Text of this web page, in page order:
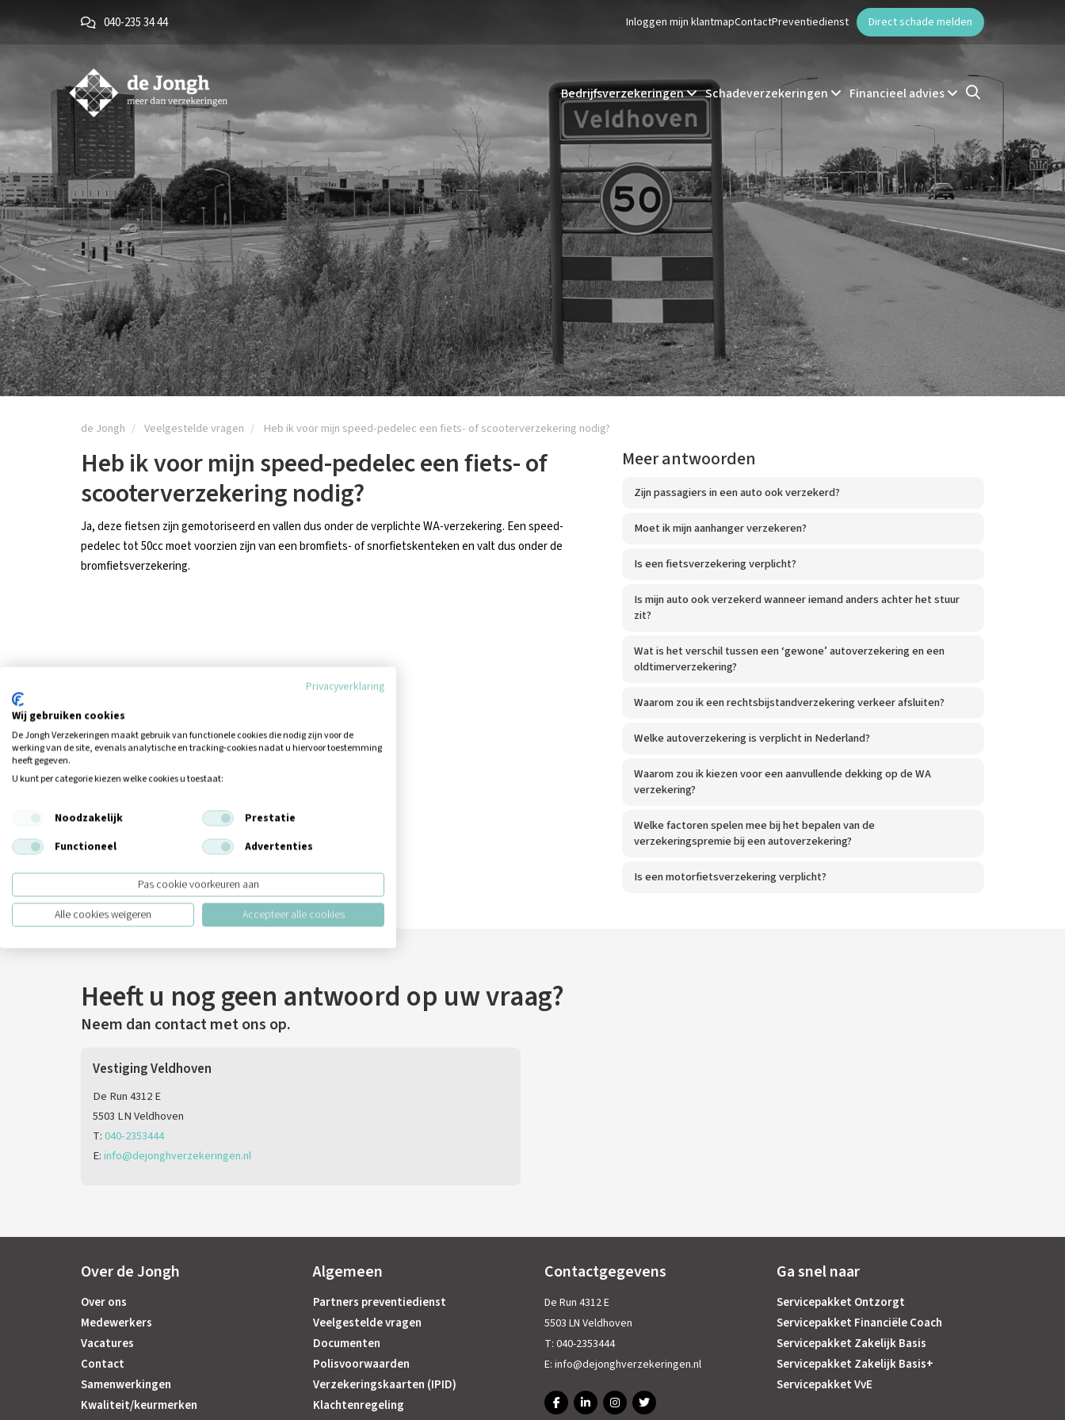
040-235 34 44 Inloggen mijn klantmapContactPreventiedienst Direct schade melden
Bedrijfsverzekeringen Schadeverzekeringen Financieel advies
de Jongh Veelgestelde vragen Heb ik voor mijn speed-pedelec een fiets- of scooterverzekering nodig?
Heb ik voor mijn speed-pedelec een fiets- of
scooterverzekering nodig?
Ja, deze fietsen zijn gemotoriseerd en vallen dus onder de verplichte WA-verzekering. Een speed-
pedelec tot 50cc moet voorzien zijn van een bromfiets- of snorfietskenteken en valt dus onder de
bromfietsverzekering.
Meer antwoorden
Zijn passagiers in een auto ook verzekerd?
Moet ik mijn aanhanger verzekeren?
Is een fietsverzekering verplicht?
Is mijn auto ook verzekerd wanneer iemand anders achter het stuur
zit?
Wat is het verschil tussen een ‘gewone’ autoverzekering en een
oldtimerverzekering?
Waarom zou ik een rechtsbijstandverzekering verkeer afsluiten?
Welke autoverzekering is verplicht in Nederland?
Waarom zou ik kiezen voor een aanvullende dekking op de WA
verzekering?
Welke factoren spelen mee bij het bepalen van de
verzekeringspremie bij een autoverzekering?
Is een motorfietsverzekering verplicht?
Heeft u nog geen antwoord op uw vraag?
Neem dan contact met ons op.
Vestiging Veldhoven
De Run 4312 E
5503 LN Veldhoven
T:040-2353444
E:info@dejonghverzekeringen.nl
Over de Jongh
Over ons
Medewerkers
Vacatures
Contact
Samenwerkingen
Kwaliteit/keurmerken
Algemeen
Partners preventiedienst
Veelgestelde vragen
Documenten
Polisvoorwaarden
Verzekeringskaarten (IPID)
Klachtenregeling
Contactgegevens
De Run 4312 E
5503 LN Veldhoven
T: 040-2353444
E: info@dejonghverzekeringen.nl
Ga snel naar
Servicepakket Ontzorgt
Servicepakket Financiële Coach
Servicepakket Zakelijk Basis
Servicepakket Zakelijk Basis+
Servicepakket VvE
Privacyverklaring
Wij gebruiken cookies
De Jongh Verzekeringen maakt gebruik van functionele cookies die nodig zijn voor de
werking van de site, evenals analytische en tracking‑cookies nadat u hiervoor toestemming
heeft gegeven.
U kunt per categorie kiezen welke cookies u toestaat:
Noodzakelijk
Prestatie
Functioneel
Advertenties
Pas cookie voorkeuren aan
Alle cookies weigeren
Accepteer alle cookies